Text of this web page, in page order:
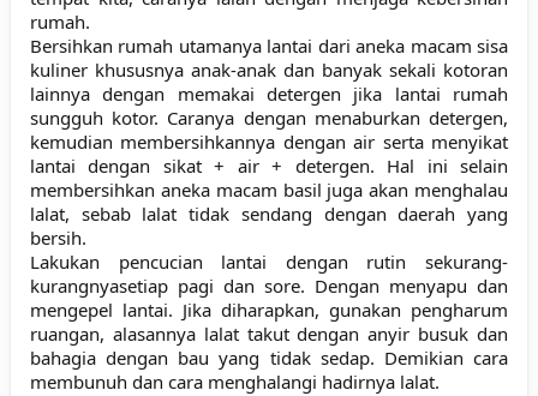
rumah.
Bersihkan rumah utamanya lantai dari aneka macam sisa
kuliner khususnya anak-anak dan banyak sekali kotoran
lainnya dengan memakai detergen jika lantai rumah
sungguh kotor. Caranya dengan menaburkan detergen,
kemudian membersihkannya dengan air serta menyikat
lantai dengan sikat + air + detergen. Hal ini selain
membersihkan aneka macam basil juga akan menghalau
lalat, sebab lalat tidak sendang dengan daerah yang
bersih.
Lakukan pencucian lantai dengan rutin sekurang-
kurangnyasetiap pagi dan sore. Dengan menyapu dan
mengepel lantai. Jika diharapkan, gunakan pengharum
ruangan, alasannya lalat takut dengan anyir busuk dan
bahagia dengan bau yang tidak sedap. Demikian cara
membunuh dan cara menghalangi hadirnya lalat.